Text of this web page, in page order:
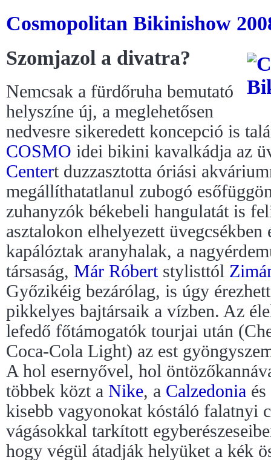
Cosmopolitan Bikinishow
Szomjazol a divatra?
Nemcsak a fürdőruha bemutató
helyszíne új, a meglehetősen
nedvesre sikeredett koncepció is
COSMO idei bikini kavalkádja az
Centert duzzasztotta óriási
megállíthatatlanul zubogó
zuhanyzók békebeli hangulatát is
asztalokon elhelyezett üvegcsékben
kapálóztak aranyhalak, a
társaság, Már Róbertstylisttól
Győzikéig bezárólag, is úgy
pikkelyes bajtársaik a vízben. Az
lefedő főtámogatók tourjai után
Coca-Cola Light) az est
A hol esernyővel, hol
többek közt a Nike, a Calzedonia
kisebb vagyonokat kóstáló falatnyi
vágásokkal tarkított
hogy végül átadják helyüket a kék